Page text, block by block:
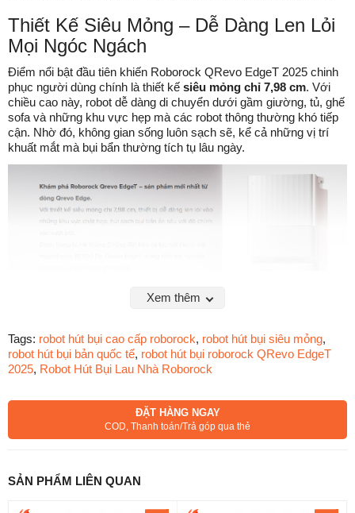
Thiết Kế Siêu Mỏng – Dễ Dàng Len Lỏi
Mọi Ngóc Ngách
Điểm nổi bật đầu tiên khiến Roborock QRevo EdgeT 2025 chinh
phục người dùng chính là thiết kế siêu mỏng chỉ 7,98 cm. Với
chiều cao này, robot dễ dàng di chuyển dưới gầm giường, tủ, ghế
sofa và những khu vực hẹp mà các robot thông thường khó tiếp
cận. Nhờ đó, không gian sống luôn sạch sẽ, kể cả những vị trí
khuất mắt mà bụi bẩn thường tích tụ lâu ngày.
giúp robot hoạt động linh hoạt, hạn chế va chạm vào nội thất trong
nhà và giữ an toàn cho cả thiết bị lẫn đồ đạc.
Sạch Sâu Đến Từng Hạt Bụi
Roborock QRevo EdgeT 2025được trang bị hệ thống hút
mạnh mẽ, robot dễ dàng xử lý mọi loại bụi bẩn từ bụi mịn li ti cho
Xem thêm
Tags: robot hút bụi cao cấp roborock, robot hút bụi siêu mỏng,
robot hút bụi bản quốc tế, robot hút bụi roborock QRevo EdgeT
2025, Robot Hút Bụi Lau Nhà Roborock
ĐẶT HÀNG NGAY
COD, Thanh toán/Trả góp qua thẻ
SẢN PHẨM LIÊN QUAN